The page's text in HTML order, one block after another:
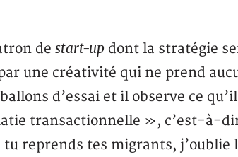
de start-up dont la stratégie
une créativité qui ne prend
d’essai et il observe ce
transactionnelle », c’est-à-
reprends tes migrants, j’oublie